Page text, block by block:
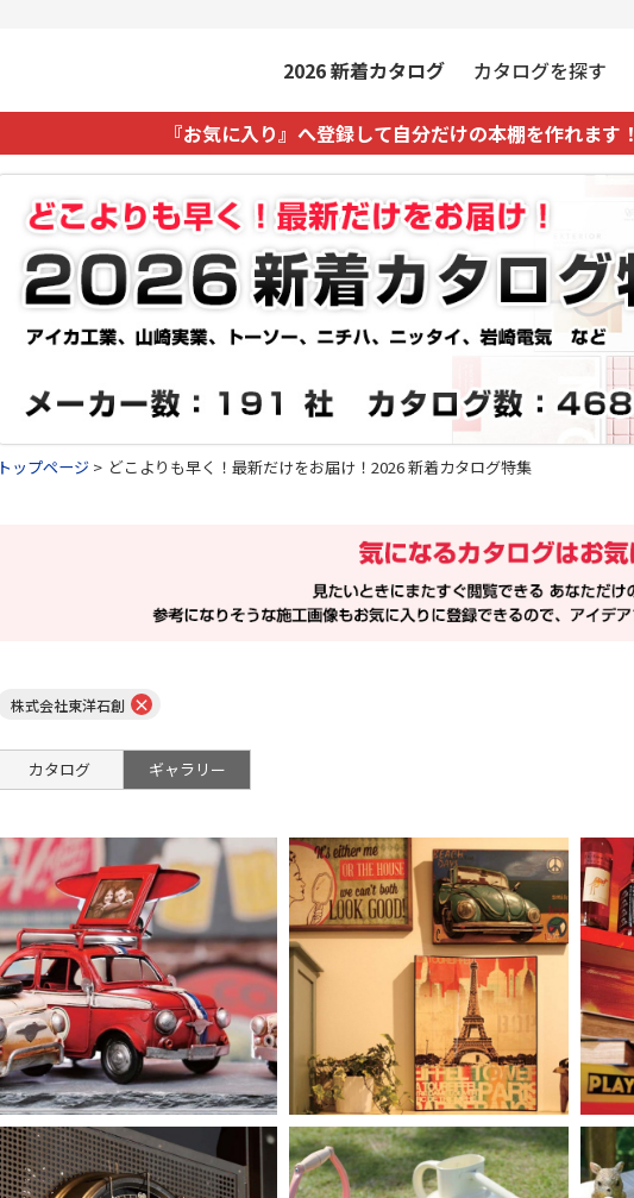
2026新着カタログ カタログを探す
トップページ どこよりも早く！最新だけをお届け！2026 新着カタログ特集
株式会社東洋石創 ×
カタログ ギャラリー
『お気に入り』へ登録して自分だけの本棚を作れます！